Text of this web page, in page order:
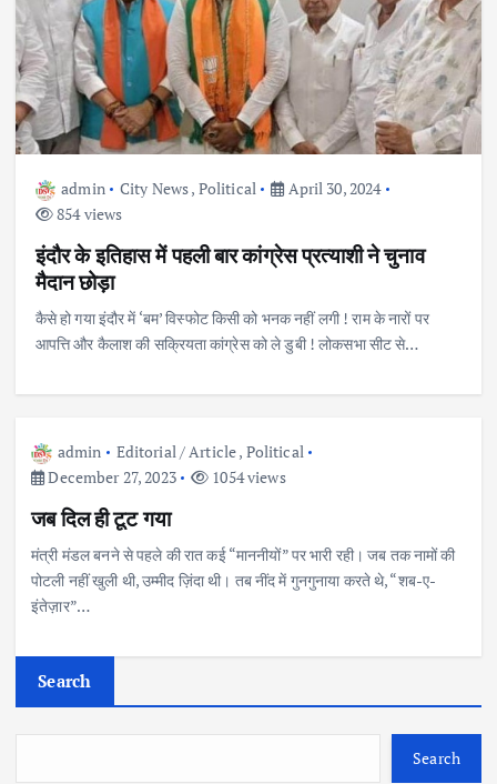
admin City News, Political
April 30, 2024
854 views
इंदौर के इतिहास में पहली बार कांग्रेस प्रत्याशी ने चुनाव
मैदान छोड़ा
कैसे हो गया इंदौर में ‘बम’ विस्फोट किसी को भनक नहीं लगी ! राम के नारों पर
आपत्ति और कैलाश की सक्रियता कांग्रेस को ले डुबी ! लोकसभा सीट से…
admin Editorial / Article, Political
December 27, 2023
1054 views
जब दिल ही टूट गया
मंत्री मंडल बनने से पहले की रात कई “माननीयों” पर भारी रही। जब तक नामों की
पोटली नहीं खुली थी, उम्मीद ज़िंदा थी। तब नींद में गुनगुनाया करते थे, “शब-ए-
इंतेज़ार”…
Search
Search